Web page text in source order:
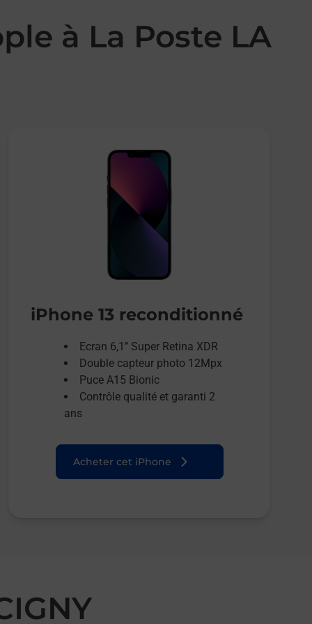
à La Poste LA
iPhone 13 reconditionné
Ecran 6,1’’ Super Retina XDR
Double capteur photo 12Mpx
Puce A15 Bionic
Contrôle qualité et garanti 2
ans
Acheter cet iPhone